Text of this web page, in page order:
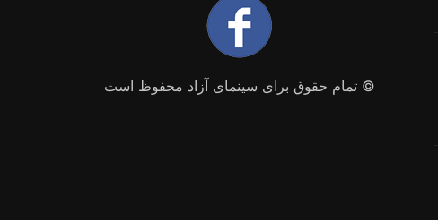
© تمام حقوق برای سینمای آزاد محفوظ است